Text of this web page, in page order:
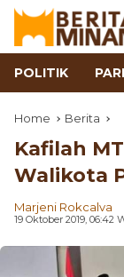
POLITIK
Home Berita
Kafilah
Walikota
Marjeni Rokcalva
19 Oktober 2019, 06:42